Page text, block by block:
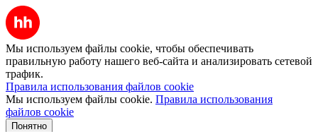
Мы используем файлы cookie, чтобы обеспечивать
правильную работу нашего веб-сайта и анализировать сетевой
трафик.
Правила использования файлов cookie
Мы используем файлы cookie. Правила использования
файлов cookie
Понятно